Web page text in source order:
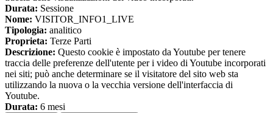
Durata: Sessione
Nome: VISITOR_INFO1_LIVE
Tipologia: analitico
Proprieta: Terze Parti
Descrizione: Questo cookie è impostato da Youtube per tenere
traccia delle preferenze dell'utente per i video di Youtube incorporati
nei siti; può anche determinare se il visitatore del sito web sta
utilizzando la nuova o la vecchia versione dell'interfaccia di
Youtube.
Durata: 6 mesi